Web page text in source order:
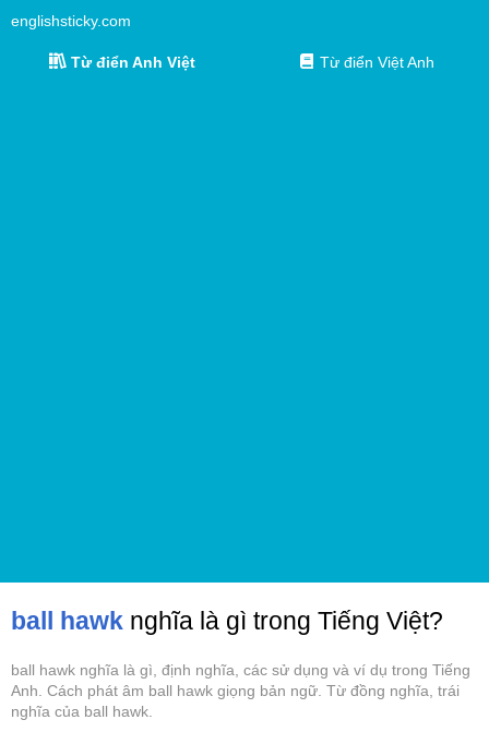
englishsticky.com
Từ điển Anh Việt Từ điển Việt Anh
ball hawk nghĩa là gì trong Tiếng Việt?
ball hawk nghĩa là gì, định nghĩa, các sử dụng và ví dụ trong Tiếng
Anh. Cách phát âm ball hawk giọng bản ngữ. Từ đồng nghĩa, trái
nghĩa của ball hawk.